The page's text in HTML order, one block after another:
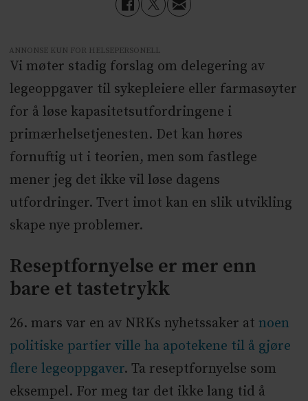
ANNONSE KUN FOR HELSEPERSONELL
Vi møter stadig forslag om delegering av
legeoppgaver til sykepleiere eller farmasøyter
for å løse kapasitetsutfordringene i
primærhelsetjenesten. Det kan høres
fornuftig ut i teorien, men som fastlege
mener jeg det ikke vil løse dagens
utfordringer. Tvert imot kan en slik utvikling
skape nye problemer.
Reseptfornyelse er mer enn
bare et tastetrykk
26. mars var en av NRKs nyhetssaker at noen
politiske partier ville ha apotekene til å gjøre
flere legeoppgaver. Ta reseptfornyelse som
eksempel. For meg tar det ikke lang tid å